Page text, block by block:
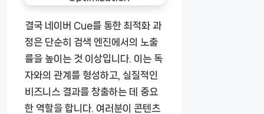
결국 네이버 Cue를 통한 최적화 과
정은 단순히 검색 엔진에서의 노출
률을 높이는 것 이상입니다. 이는 독
자와의 관계를 형성하고, 실질적인
비즈니스 결과를 창출하는 데 중요
한 역할을 합니다. 여러분이 콘텐츠